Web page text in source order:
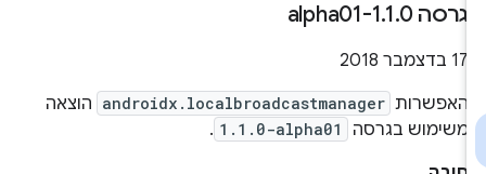
גרסה 1 .1. 0-alpha01
האפשרות androidx.localbroadcastmanager הוצאה
משימוש בגרסה 1.1.0-alpha01